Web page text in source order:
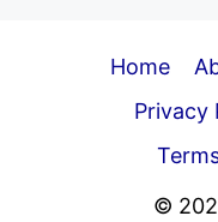
Home
Privacy
©